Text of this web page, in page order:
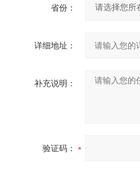
省份：
详细地址：
补充说明：
验证码：